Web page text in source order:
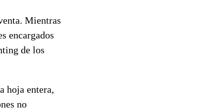
Mientras
encargados
de los
hoja entera,
no